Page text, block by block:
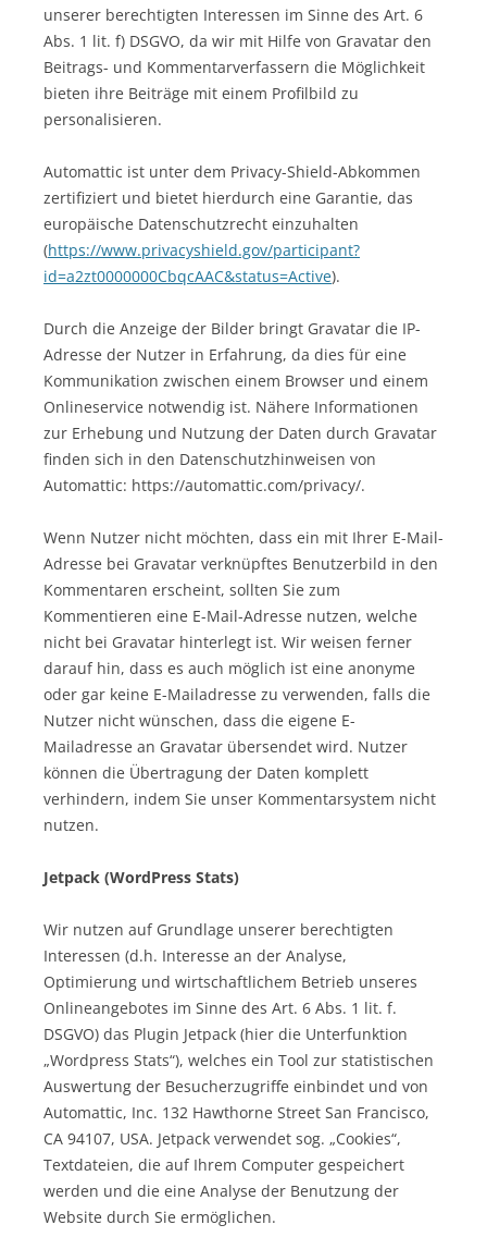
unserer berechtigten Interessen im Sinne des Art. 6
Abs. 1 lit. f) DSGVO, da wir mit Hilfe von Gravatar den
Beitrags- und Kommentarverfassern die Möglichkeit
bieten ihre Beiträge mit einem Profilbild zu
personalisieren.
Automattic ist unter dem Privacy-Shield-Abkommen
zertifiziert und bietet hierdurch eine Garantie, das
europäische Datenschutzrecht einzuhalten
(https://www.privacyshield.gov/participant?
id=a2zt0000000CbqcAAC&status=Active).
Durch die Anzeige der Bilder bringt Gravatar die IP-
Adresse der Nutzer in Erfahrung, da dies für eine
Kommunikation zwischen einem Browser und einem
Onlineservice notwendig ist. Nähere Informationen
zur Erhebung und Nutzung der Daten durch Gravatar
finden sich in den Datenschutzhinweisen von
Automattic: https://automattic.com/privacy/.
Wenn Nutzer nicht möchten, dass ein mit Ihrer E-Mail-
Adresse bei Gravatar verknüpftes Benutzerbild in den
Kommentaren erscheint, sollten Sie zum
Kommentieren eine E-Mail-Adresse nutzen, welche
nicht bei Gravatar hinterlegt ist. Wir weisen ferner
darauf hin, dass es auch möglich ist eine anonyme
oder gar keine E-Mailadresse zu verwenden, falls die
Nutzer nicht wünschen, dass die eigene E-
Mailadresse an Gravatar übersendet wird. Nutzer
können die Übertragung der Daten komplett
verhindern, indem Sie unser Kommentarsystem nicht
nutzen.
Jetpack (WordPress Stats)
Wir nutzen auf Grundlage unserer berechtigten
Interessen (d.h. Interesse an der Analyse,
Optimierung und wirtschaftlichem Betrieb unseres
Onlineangebotes im Sinne des Art. 6 Abs. 1 lit. f.
DSGVO) das Plugin Jetpack (hier die Unterfunktion
„Wordpress Stats“), welches ein Tool zur statistischen
Auswertung der Besucherzugriffe einbindet und von
Automattic, Inc. 132 Hawthorne Street San Francisco,
CA 94107, USA. Jetpack verwendet sog. „Cookies“,
Textdateien, die auf Ihrem Computer gespeichert
werden und die eine Analyse der Benutzung der
Website durch Sie ermöglichen.